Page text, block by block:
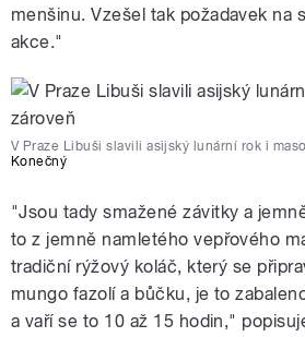
menšinu. Vzešel tak požadavek na
akce."
V Praze Libuši slavili asijský lunární rok i
Konečný
"Jsou tady smažené závitky a
to z jemně namletého vepřového
tradiční rýžový koláč, který se
mungo fazolí a bůčku, je to
a vaří se to 10 až 15 hodin,"